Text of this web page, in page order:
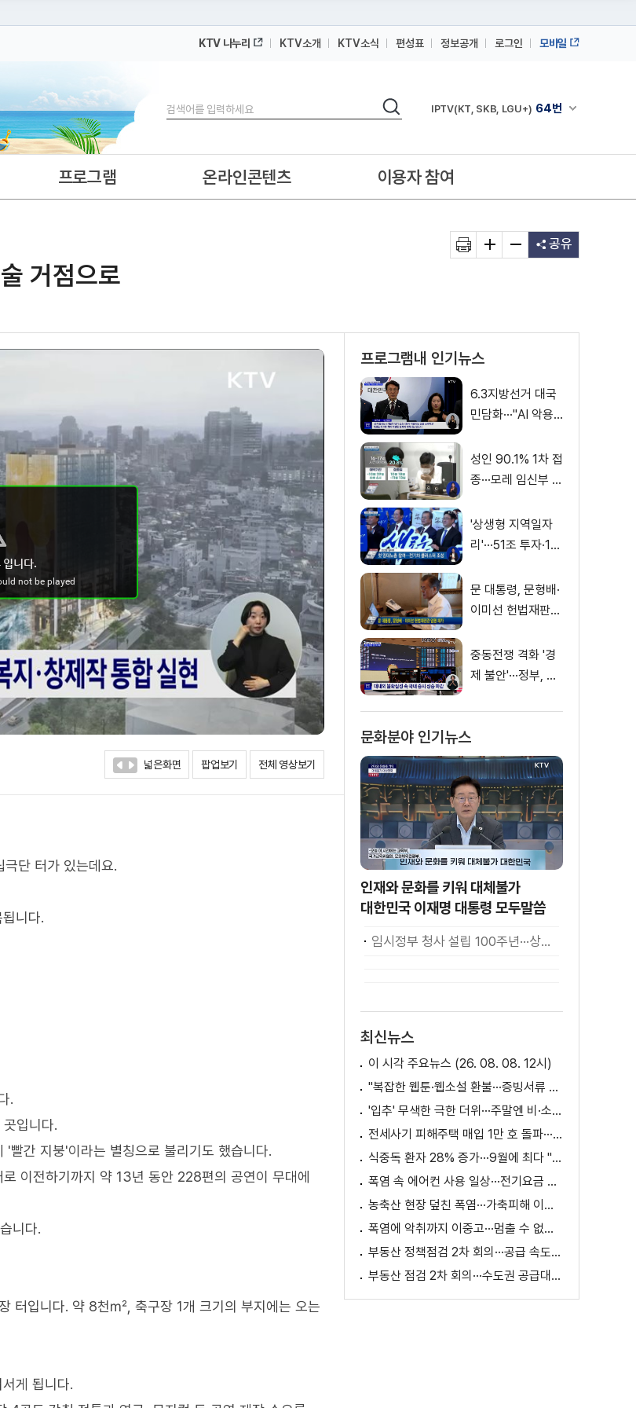
주소를 확인해 보세요
KTV 나누리 KTV소개 KTV소식 편성표 정보공개 로그인 모바일
검색
검색 채널안내 펼쳐
스카이라이프 164번
스카이라이프 164번
스카이라이프
프로그램 온라인콘텐츠 이용자 참여
거점으로
공유
넓은화면 팝업보기 전체 영상보기
단 터가 있는데요.
니다.
.
입니다.
빨간 지붕'이라는 별칭으로 불리기도 했습니다.
이전하기까지 약 13년 동안 228편의 공연이 무대에
니다.
터입니다. 약 8천㎡, 축구장 1개 크기의 부지에는 오는
게 됩니다.
프로그램내 인기뉴스
6.3지방선거 대국
민담화···"AI 악용
성인 90.1% 1차 접
종···모레 임신부 사
'상생형 지역일자
리'···51조 투자·13
문 대통령, 문형배·
이미선 헌법재판관
중동전쟁 격화 '경
제 불안'···정부, 금
소화
문화분야 인기뉴스
인재와 문화를 키워 대체불가
대한민국 이재명 대통령 모두말씀
임시정부 청사 설립 100주년···상하이서 만난 K-컬처! [세계 속 한국]
최신뉴스
이 시각 주요뉴스 (26. 08. 08. 12시)
"복잡한 웹툰·웹소설 환불···증빙서류 요구까지"
'입추' 무색한 극한 더위···주말엔 비·소나기
전세사기 피해주택 매입 1만 호 돌파···피해 지원 속도
식중독 환자 28% 증가···9월에 최다 "입추 방심 금물"
폭염 속 에어컨 사용 일상···전기요금 줄이려면?
농축산 현장 덮친 폭염···가축피해 이틀 새 28만 마리↑
폭염에 악취까지 이중고···멈출 수 없는 필수노동
부동산 정책점검 2차 회의···공급 속도전 본격화하나
부동산 점검 2차 회의···수도권 공급대책 논의